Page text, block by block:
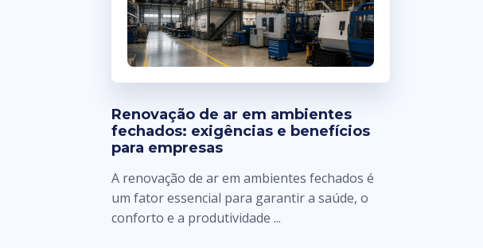
Renovação de ar em ambientes
fechados: exigências e benefícios
para empresas
A renovação de ar em ambientes fechados é
um fator essencial para garantir a saúde, o
conforto e a produtividade ...